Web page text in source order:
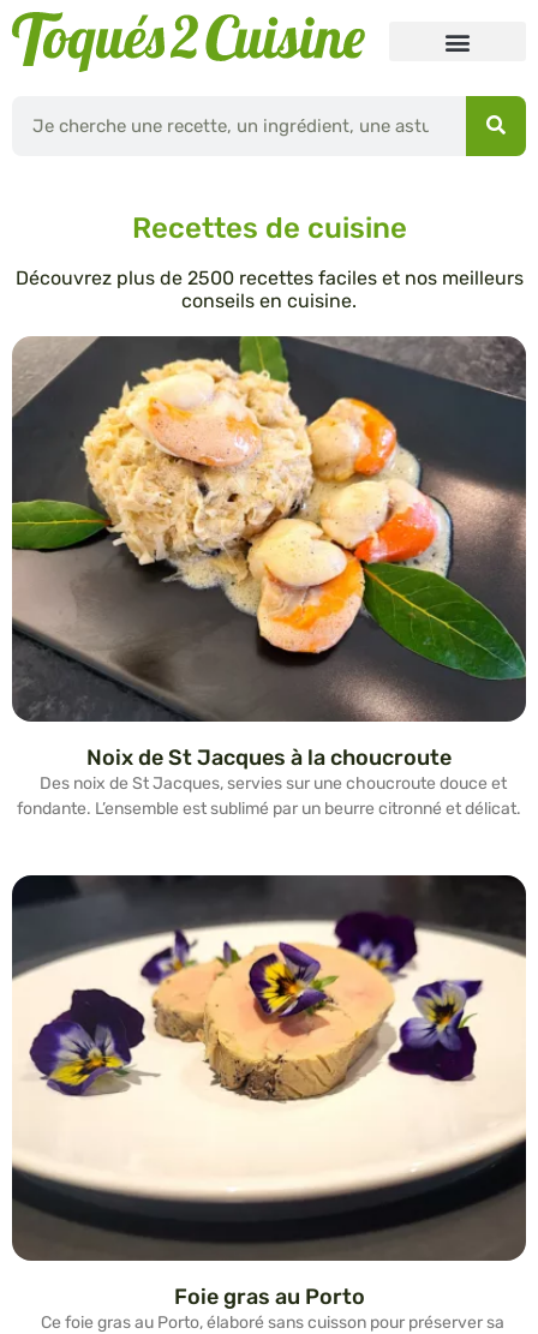
Recettes de cuisine
Découvrez plus de 2500 recettes faciles et nos meilleurs
conseils en cuisine.
Noix de St Jacques à la choucroute
Des noix de St Jacques, servies sur une choucroute douce et
fondante. L’ensemble est sublimé par un beurre citronné et délicat.
Foie gras au Porto
Ce foie gras au Porto, élaboré sans cuisson pour préserver sa